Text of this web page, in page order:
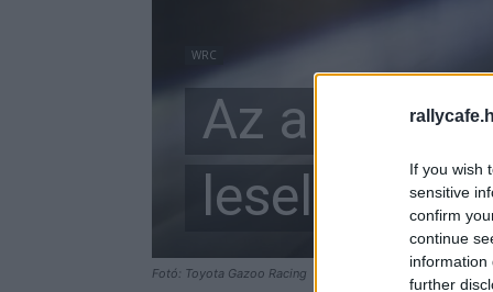
If you wish
sensitive
confirm
continue
information
further
Fotó: Toyota Gazoo Racing
WRC
Az alagút,